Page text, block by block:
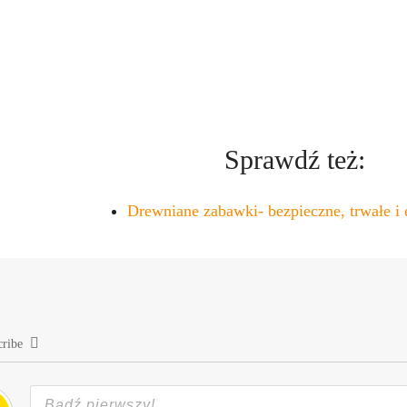
Sprawdź też:
Drewniane zabawki- bezpieczne, trwałe